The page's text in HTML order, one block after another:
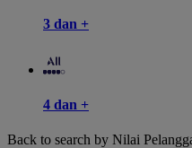
3 dan +
4 dan +
Back to search by Nilai